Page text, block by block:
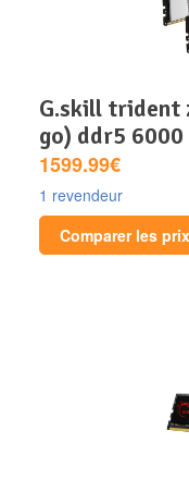
g.skill trident z5 royal neo 64 go (2 x 32
go) ddr5
1599.99€
1 revendeur
Comparer les prix